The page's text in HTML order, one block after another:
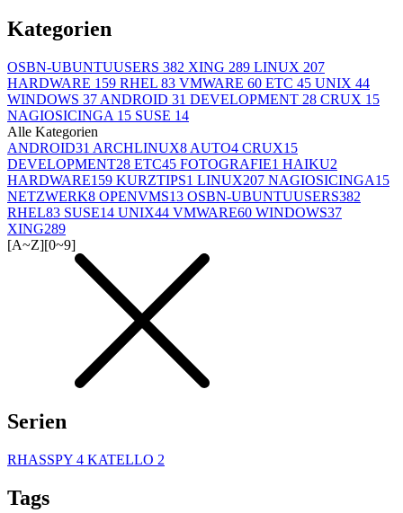
Kategorien
OSBN-UBUNTUUSERS 382 XING 289 LINUX 207
HARDWARE 159 RHEL 83 VMWARE 60 ETC 45 UNIX 44
WINDOWS 37 ANDROID 31 DEVELOPMENT 28 CRUX 15
NAGIOSICINGA 15 SUSE 14
Alle Kategorien
ANDROID31 ARCHLINUX8 AUTO4 CRUX15
DEVELOPMENT28 ETC45 FOTOGRAFIE1 HAIKU2
HARDWARE159 KURZTIPS1 LINUX207 NAGIOSICINGA15
NETZWERK8 OPENVMS13 OSBN-UBUNTUUSERS382
RHEL83 SUSE14 UNIX44 VMWARE60 WINDOWS37
XING289
[A~Z][0~9]
Serien
RHASSPY 4 KATELLO 2
Tags